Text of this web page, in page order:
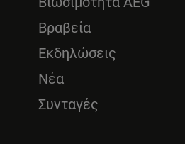
Βραβεία
Εκδηλώσεις
Νέα
Συνταγές